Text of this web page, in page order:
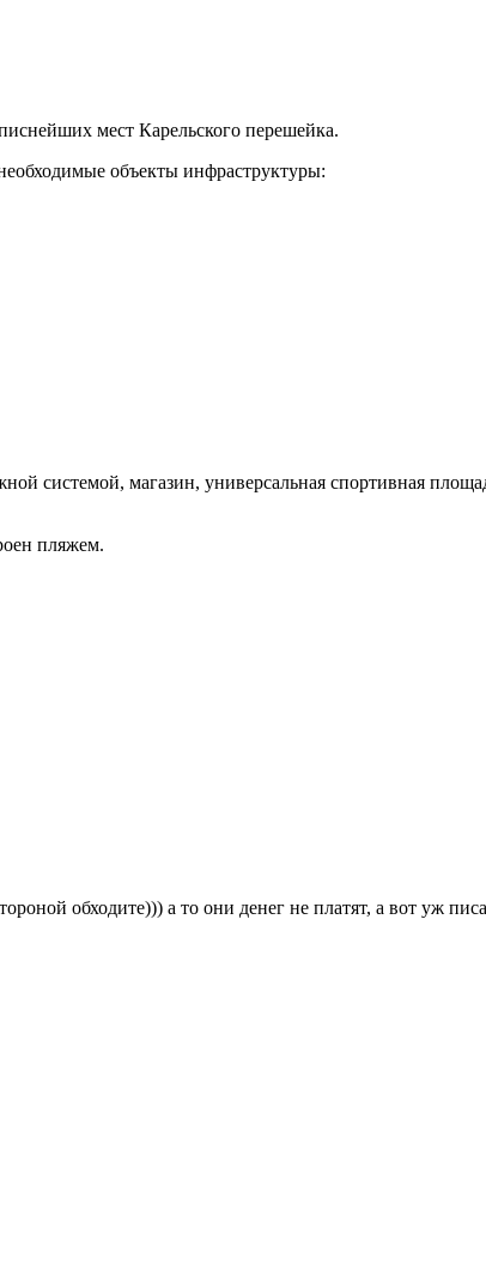
мест Карельского перешейка.
объекты инфраструктуры:
системой, магазин, универсальная спортивная
пляжем.
обходите))) а то они денег не платят, а вот уж